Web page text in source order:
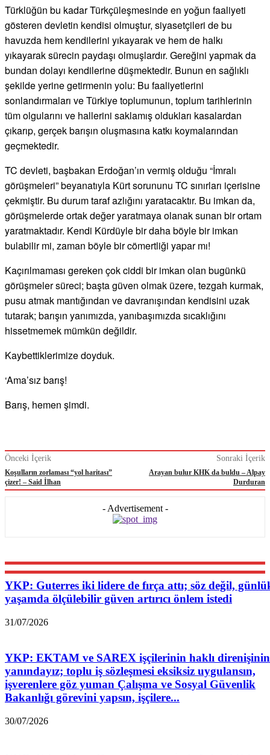
Türklüğün bu kadar Türkçüleşmesinde en yoğun faaliyeti
gösteren devletin kendisi olmuştur, siyasetçileri de bu
havuzda hem kendilerini yıkayarak ve hem de halkı
yıkayarak sürecin paydaşı olmuşlardır. Gereğini yapmak da
bundan dolayı kendilerine düşmektedir. Bunun en sağlıklı
şekilde yerine getirmenin yolu: Bu faaliyetlerini
sonlandırmaları ve Türkiye toplumunun, toplum tarihlerinin
tüm olgularını ve hallerini saklamış oldukları kasalardan
çıkarıp, gerçek barışın oluşmasına katkı koymalarından
geçmektedir.
TC devleti, başbakan Erdoğan’ın vermiş olduğu “İmralı
görüşmeleri” beyanatıyla Kürt sorununu TC sınırları içerisine
çekmiştir. Bu durum taraf azlığını yaratacaktır. Bu imkan da,
görüşmelerde ortak değer yaratmaya olanak sunan bir ortam
yaratmaktadır. Kendi Kürdüyle bir daha böyle bir imkan
bulabilir mi, zaman böyle bir cömertliği yapar mı!
Kaçırılmaması gereken çok ciddi bir imkan olan bugünkü
görüşmeler süreci; başta güven olmak üzere, tezgah kurmak,
pusu atmak mantığından ve davranışından kendisini uzak
tutarak; barışın yanımızda, yanıbaşımızda sıcaklığını
hissetmemek mümkün değildir.
Kaybettiklerimize doyduk.
‘Ama’sız barış!
Barış, hemen şimdi.
Önceki İçerik
Koşulların zorlaması “yol haritası”
çizer! – Said İlhan
Sonraki İçerik
Arayan bulur KHK da buldu – Alpay
Durduran
- Advertisement -
YKP: Guterres iki lidere de fırça attı; söz değil,
yaşamda ölçülebilir güven artırıcı önlem istedi
31/07/2026
YKP: EKTAM ve SAREX işçilerinin haklı direnişinin
yanındayız; toplu iş sözleşmesi eksiksiz uygulansın,
işverenlere göz yuman Çalışma ve Sosyal Güvenlik
Bakanlığı görevini yapsın, işçilere...
30/07/2026